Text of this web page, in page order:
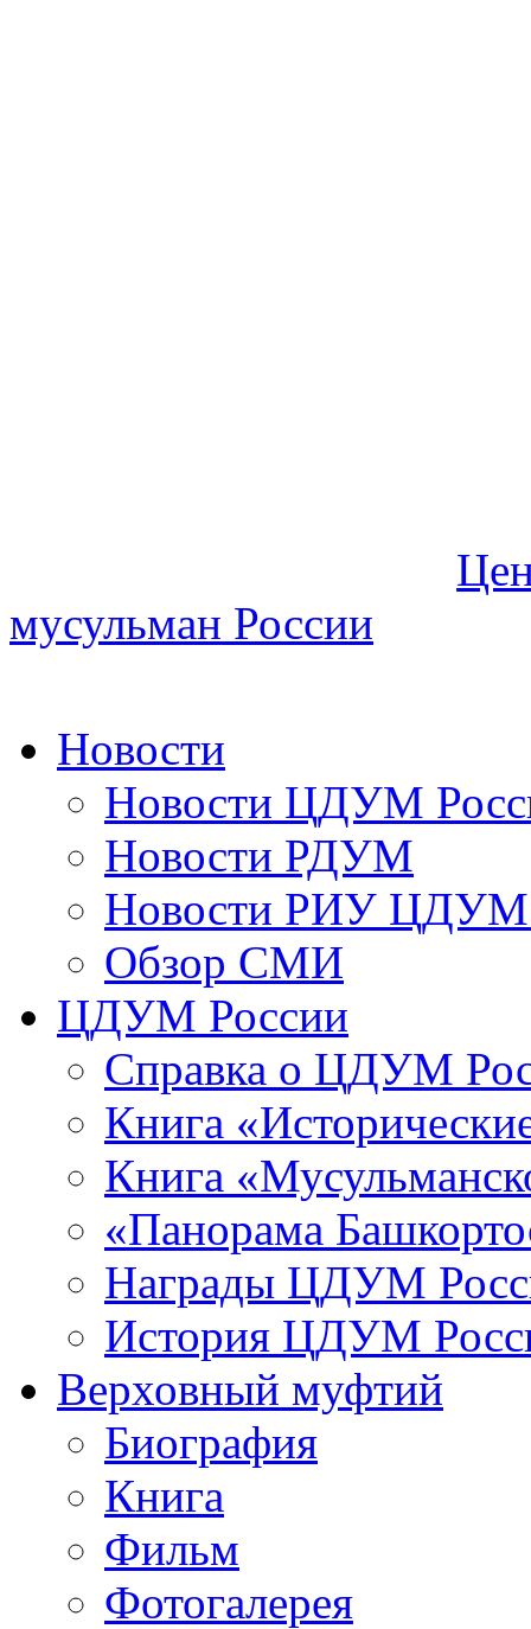
мусульман России
Новости
Новости ЦДУМ
Новости РДУМ
Новости РИУ ЦДУМ
Обзор СМИ
ЦДУМ России
Справка о ЦДУМ
Книга
Книга
«Панорама
Награды ЦДУМ
История ЦДУМ
Верховный муфтий
Биография
Книга
Фильм
Фотогалерея